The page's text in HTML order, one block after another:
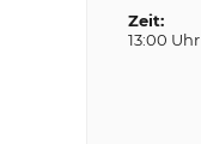
Zeit:
13:00 Uhr